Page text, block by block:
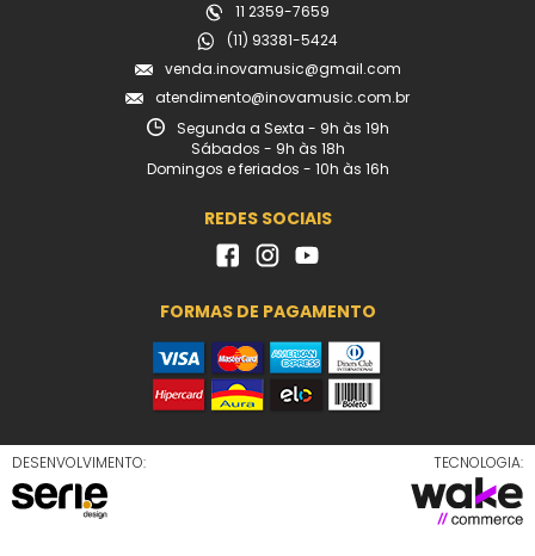
11 2359-7659
(11) 93381-5424
venda.inovamusic@gmail.com
atendimento@inovamusic.com.br
Segunda a Sexta - 9h às 19h
Sábados - 9h às 18h
Domingos e feriados - 10h às 16h
REDES SOCIAIS
FORMAS DE PAGAMENTO
DESENVOLVIMENTO: TECNOLOGIA: